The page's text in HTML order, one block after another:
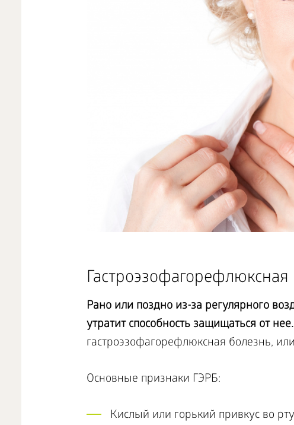
Гастроэзофагорефлюксная
Рано или поздно из-за регулярного
утратит способность защищаться от нее.
гастроэзофагорефлюксная болезнь,
Основные признаки ГЭРБ:
Кислый или горький привкус во